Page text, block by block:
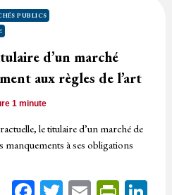
PUBLICS
d’un marché
aux règles de l’art
1 minute
le titulaire d’un marché de
à ses obligations